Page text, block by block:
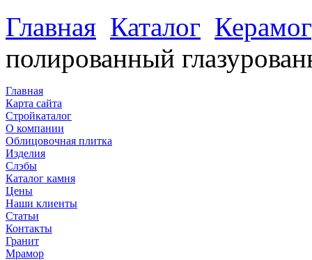
Главная Каталог
полированный
Главная
Карта сайта
Стройкаталог
О компании
Облицовочная плитка
Изделия
Слэбы
Каталог камня
Цены
Наши клиенты
Статьи
Контакты
Гранит
Мрамор